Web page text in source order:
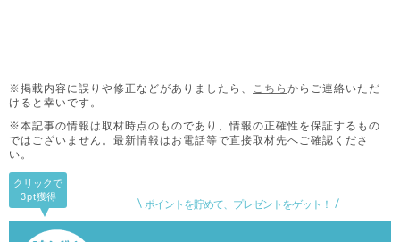
※掲載内容に誤りや修正などがありましたら、 こちら からご連絡いただ
けると幸いです。
※本記事の情報は取材時点のものであり、情報の正確性を保証するもの
ではございません。 最新情報はお電話等で直接取材先へご確認くださ
い。
ポイントを貯めて、プレゼントをゲット！
クリックで
3pt獲得